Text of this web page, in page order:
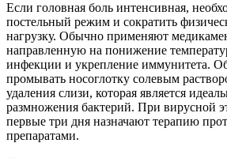
Если головная боль интенсивная,
постельный режим и сократить
нагрузку. Обычно применяют
направленную на понижение
инфекции и укрепление иммунитета.
промывать носоглотку солевым
удаления слизи, которая является
размножения бактерий. При вирусной
первые три дня назначают терапию
препаратами.